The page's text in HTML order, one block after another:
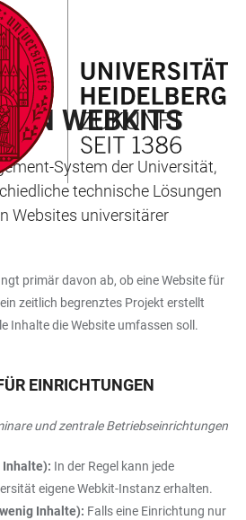
WEBKITS
System der Universität,
technische Lösungen
Websites universitärer
primär davon ab, ob eine Website für
zeitlich begrenztes Projekt erstellt
Inhalte die Website umfassen soll.
EINRICHTUNGEN
und zentrale Betriebseinrichtungen
Inhalte): In der Regel kann jede
eigene Webkit-Instanz erhalten.
Inhalte): Falls eine Einrichtung nur